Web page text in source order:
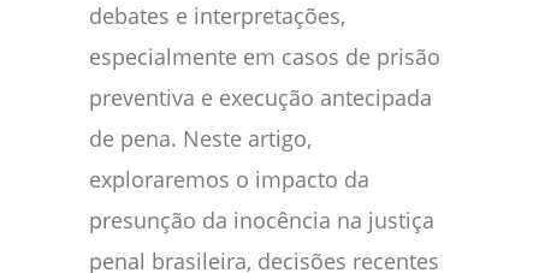
debates e interpretações,
especialmente em casos de prisão
preventiva e execução antecipada
de pena. Neste artigo,
exploraremos o impacto da
presunção da inocência na justiça
penal brasileira, decisões recentes